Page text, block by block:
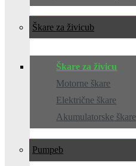
Škare za živicu
Škare za živicu
Motorne škare
Električne škare
Akumulatorske škare
Pumpe